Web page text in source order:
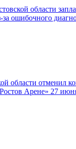
области
ошибочного
области отменил
Арене» 27